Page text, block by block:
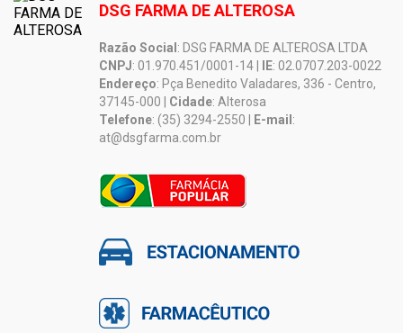
DSG FARMA DE ALTEROSA
Razão Social : DSG FARMA DE ALTEROSA LTDA
CNPJ: 01.970.451/0001-14 | IE: 02.0707.203-0022
Endereço: Pça Benedito Valadares, 336 - Centro,
37145-000 | Cidade: Alterosa
Telefone: (35) 3294-2550 | E-mail :
at@dsgfarma.com.br